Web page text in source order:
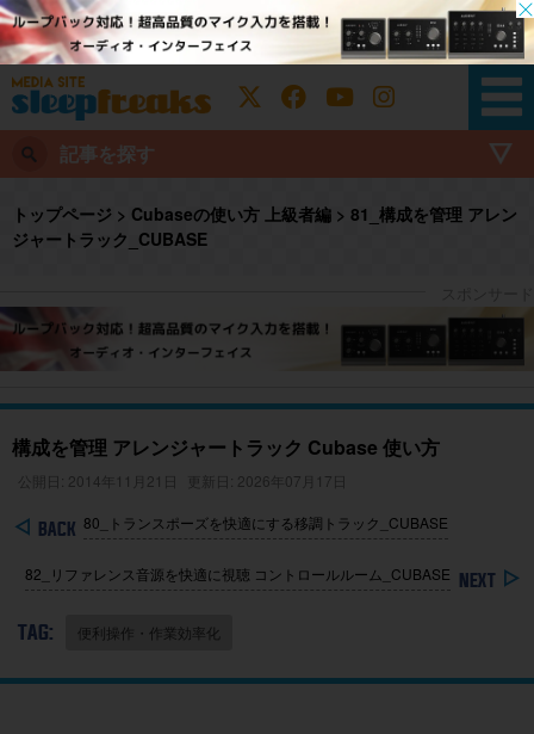
記事を探す
トップページ > Cubaseの使い方 上級者編 > 81_構成を管理 アレン
ジャートラック_CUBASE
構成を管理 アレンジャートラック Cubase 使い方
公開日: 2014年11月21日 更新日: 2026年07月17日
80_トランスポーズを快適にする移調トラック_CUBASE
82_リファレンス音源を快適に視聴 コントロールルーム_CUBASE
TAG: 便利操作・作業効率化